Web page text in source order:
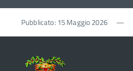
Pubblicato: 15 Maggio 2026 —